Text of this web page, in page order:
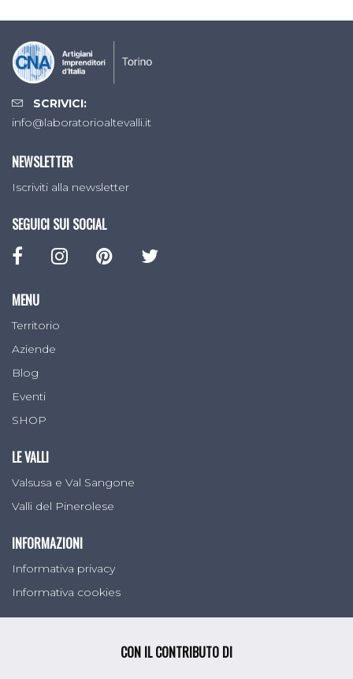
SCRIVICI:
info@laboratorioaltevalli.it
NEWSLETTER
Iscriviti alla newsletter
SEGUICI SUI SOCIAL
MENU
Territorio
Aziende
Blog
Eventi
SHOP
LE VALLI
Valsusa e Val Sangone
Valli del Pinerolese
INFORMAZIONI
Informativa privacy
Informativa cookies
CON IL CONTRIBUTO DI